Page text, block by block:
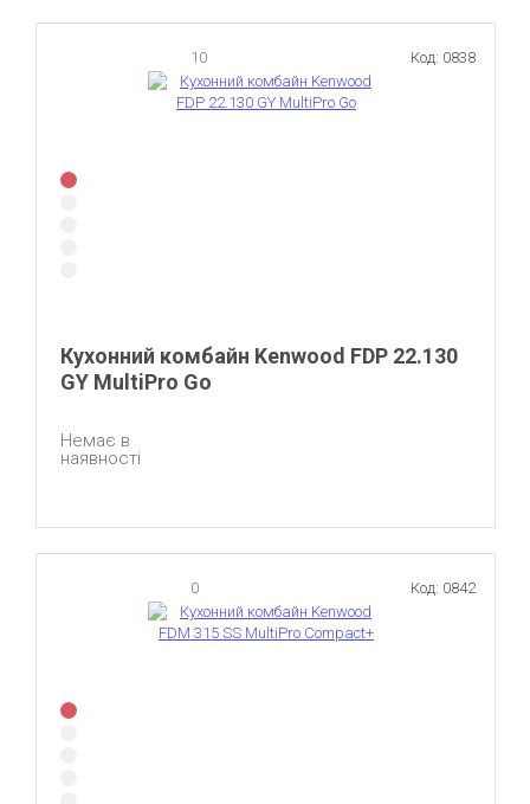
10
Кухонний комбайн Kenwood FDP 22.130
GY MultiPro Go
Код: 0838
Немає в
наявності
0 Код: 0842